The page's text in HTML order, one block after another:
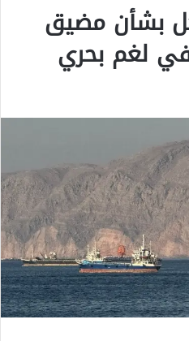
بشأن مضيق
في لغم بحري